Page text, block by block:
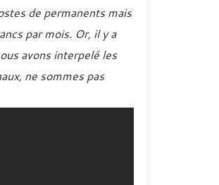
de permanents mais
par mois. Or, il y a
avons interpelé les
ne sommes pas